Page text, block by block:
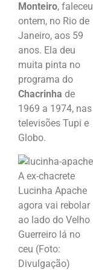
Monteiro, faleceu
ontem, no Rio de
Janeiro, aos 59
anos. Ela deu
muita pinta no
programa do
Chacrinha de
1969 a 1974, nas
televisões Tupi e
Globo.
A ex-chacrete
Lucinha Apache
agora vai rebolar
ao lado do Velho
Guerreiro lá no
ceu (Foto:
Divulgação)